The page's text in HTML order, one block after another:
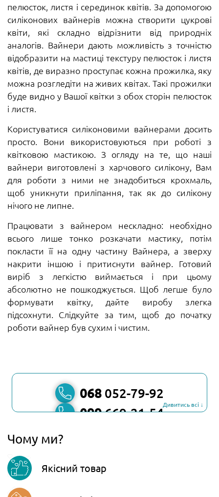
пелюсток, листя і серединок квітів. За допомогою
силіконових вайнерів можна створити цукрові
квіти, які складно відрізнити від природніх
аналогів. Вайнери дають можливість з точністю
відобразити на мастиці текстуру пелюсток і листя
квітів, де виразно проступає кожна прожилка, яку
можна розгледіти на живих квітах. Такі прожилки
буде видно у Вашої квітки з обох сторін пелюсток
і листя.
Користуватися силіконовими вайнерами досить
просто. Вони використовуються при роботі з
квітковою мастикою. З огляду на те, що наші
вайнери виготовлені з харчового силікону, Вам
для роботи з ними не знадобиться крохмаль,
щоб уникнути приліпання, так як до силікону
нічого не липне.
Працювати з вайнером нескладно: необхідно
всього лише тонко розкачати мастику, потім
покласти її на одну частину Вайнера, а зверху
накрити іншою і притиснути вайнер. Готовий
виріб з легкістю виймається і при цьому
абсолютно не пошкоджується. Щоб легше було
формувати квітку, дайте виробу злегка
підсохнути. Слідкуйте за тим, щоб до початку
роботи вайнер був сухим і чистим.
068 052-79-92
099669-21-54
Telegram
Дивитись всі ↓
Чому ми?
Якісний товар